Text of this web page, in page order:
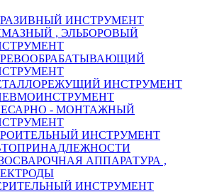
ИНСТРУМЕНТ
, ЭЛЬБОРОВЫЙ
ИНСТРУМЕНТ
- МОНТАЖНЫЙ
ИНСТРУМЕНТ
АППАРАТУРА ,
ИНСТРУМЕНТ